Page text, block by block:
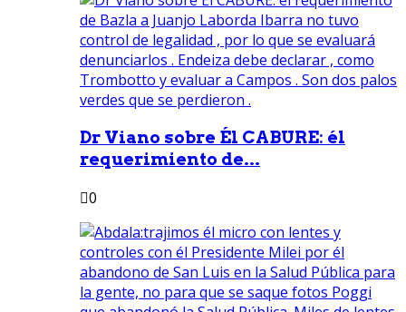
Dr Viano sobre Él CABURE: él
requerimiento de...
0